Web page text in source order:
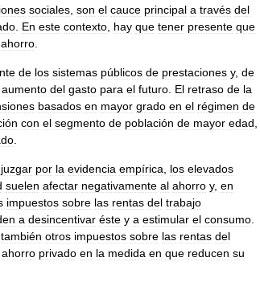
sociales son el cauce principal a través del
En este contexto hay que tener presente que
ahorro
de los sistemas públicos de prestaciones y, de
aumento del gasto para el futuro El retraso de la
basados en mayor grado en el régimen de
con el segmento de población de mayor edad
juzgar por la evidencia empírica los elevados
suelen afectar negativamente al ahorro y, en
impuestos sobre las rentas del trabajo
a desincentivar éste y a estimular el consumo
también otros impuestos sobre las rentas del
ahorro privado en la medida en que reducen su